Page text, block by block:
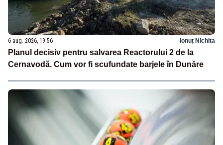
6 aug. 2026, 19:56 Ionuț Nichita
Planul decisiv pentru salvarea Reactorului 2 de la
Cernavodă. Cum vor fi scufundate barjele în Dunăre